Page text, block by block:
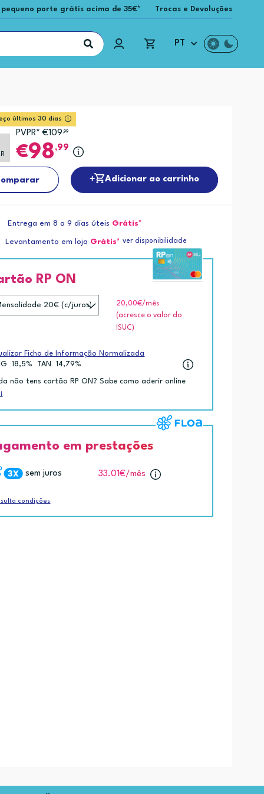
porte grátis acima de 35€* Trocas e Devoluções
PT
últimos 30 dias
PVPR* €109 ,99
98 ,99
Adicionar ao carrinho
Entrega em 8 a 9 dias úteis Grátis*
Levantamento em loja Grátis* ver disponibilidade
RP ON
20,00€/mês
(acresce o valor do
ISUC)
Ficha de Informação Normalizada
18,5% TAN 14,79%
não tens cartão RP ON? Sabe como aderir online
em prestações
sem juros 33.01€/mês
condições